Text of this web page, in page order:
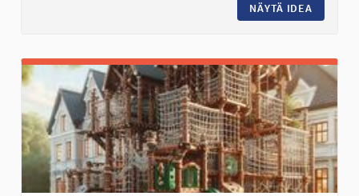
NÄYTÄ IDEA